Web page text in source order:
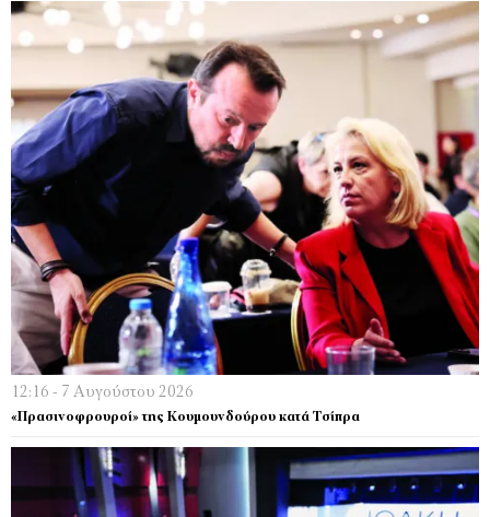
12:16 - 7 Αυγούστου 2026
«Πρασινοφρουροί» της Κουμουνδούρου κατά Τσίπρα